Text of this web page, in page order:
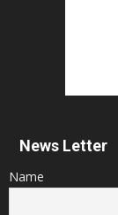
News Letter
Name